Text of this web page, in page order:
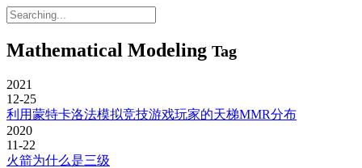
Mathematical Modeling Tag
2021
12-25
利用蒙特卡洛法模拟竞技游戏玩家的天梯MMR分布
2020
11-22
火箭为什么是三级